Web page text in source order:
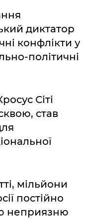
диктатор
конфлікти у
політичні
Сіті
став
мільйони
постійно
неприязню